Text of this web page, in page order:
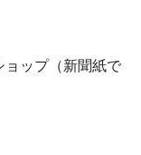
ップ（新聞紙で